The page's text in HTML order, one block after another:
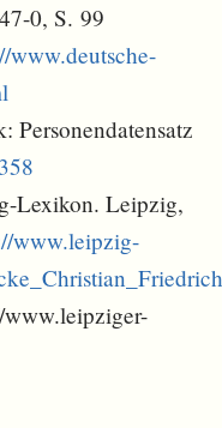
0, S. 99
www.deutsche-
Personendatensatz
Lexikon. Leipzig,
www.leipzig-